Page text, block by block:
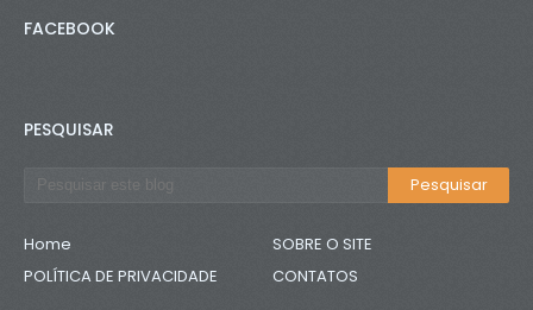
FACEBOOK
PESQUISAR
Home
SOBRE O SITE
POLÍTICA DE PRIVACIDADE
CONTATOS